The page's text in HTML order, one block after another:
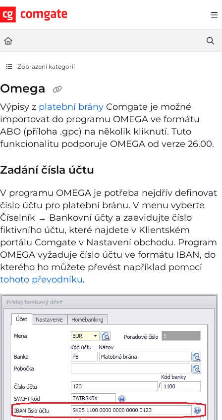
Documentation Index
Fetch the complete documentation index at: https://
Use this file to discover all available pages before exploring further.
Zobrazení kategorií
Omega
Výpisy z platební brány Comgate je možné
importovat do programu OMEGA ve formátu
ABO (příloha .gpc) na několik kliknutí. Tuto
funkcionalitu podporuje OMEGA od verze 26.00.
Zadání čísla účtu
V programu OMEGA je potřeba nejdřív definovat
číslo účtu pro platební bránu. V menu vyberte
Číselník → Bankovní účty a zaevidujte číslo
fiktivního účtu, které najdete v Klientském
portálu Comgate v Nastavení obchodu. Program
OMEGA vyžaduje číslo účtu ve formátu IBAN, do
kterého ho můžete převést například pomocí
tohoto převodníku.